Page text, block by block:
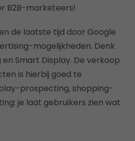
B2B-marketeers!
de laatste tijd door Google
mogelijkheden. Denk
Smart Display. De verkoop
is hierbij goed te
prospecting, shopping-
je laat gebruikers zien wat